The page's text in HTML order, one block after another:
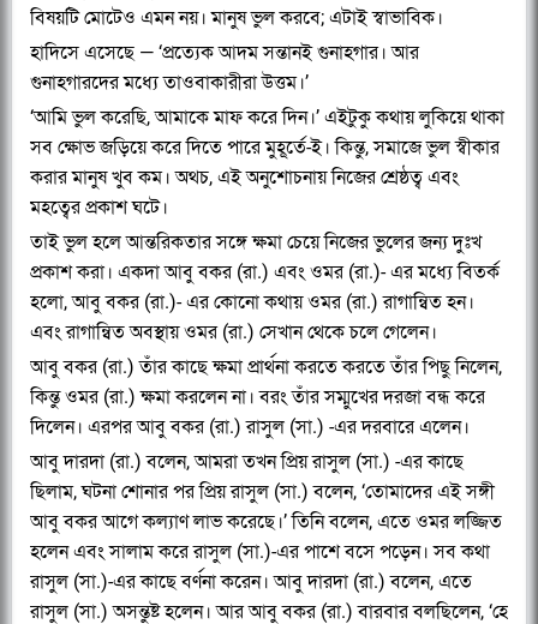
বিষয়টি মোটেও এমন নয়। মানুষ ভুল করবে; এটাই স্বাভাবিক।
হাদিসে এসেছে — ‘প্রত্যেক আদম সন্তানই গুনাহগার। আর
গুনাহগারদের মধ্যে তাওবাকারীরা উত্তম।’
‘আমি ভুল করেছি, আমাকে মাফ করে দিন।’ এইটুকু কথায় লুকিয়ে থাকা
সব ক্ষোভ জড়িয়ে করে দিতে পারে মুহূর্তে-ই। কিন্তু, সমাজে ভুল স্বীকার
করার মানুষ খুব কম। অথচ, এই অনুশোচনায় নিজের শ্রেষ্ঠত্ব এবং
মহত্বের প্রকাশ ঘটে।
তাই ভুল হলে আন্তরিকতার সঙ্গে ক্ষমা চেয়ে নিজের ভুলের জন্য দুঃখ
প্রকাশ করা। একদা আবু বকর (রা.) এবং ওমর (রা.)- এর মধ্যে বিতর্ক
হলো, আবু বকর (রা.)- এর কোনো কথায় ওমর (রা.) রাগান্বিত হন।
এবং রাগান্বিত অবস্থায় ওমর (রা.) সেখান থেকে চলে গেলেন।
আবু বকর (রা.) তাঁর কাছে ক্ষমা প্রার্থনা করতে করতে তাঁর পিছু নিলেন,
কিন্তু ওমর (রা.) ক্ষমা করলেন না। বরং তাঁর সম্মুখের দরজা বন্ধ করে
দিলেন। এরপর আবু বকর (রা.) রাসুল (সা.) -এর দরবারে এলেন।
আবু দারদা (রা.) বলেন, আমরা তখন প্রিয় রাসুল (সা.) -এর কাছে
ছিলাম, ঘটনা শোনার পর প্রিয় রাসুল (সা.) বলেন, ‘তোমাদের এই সঙ্গী
আবু বকর আগে কল্যাণ লাভ করেছে।’ তিনি বলেন, এতে ওমর লজ্জিত
হলেন এবং সালাম করে রাসুল (সা.)-এর পাশে বসে পড়েন। সব কথা
রাসুল (সা.)-এর কাছে বর্ণনা করেন। আবু দারদা (রা.) বলেন, এতে
রাসুল (সা.) অসন্তুষ্ট হলেন। আর আবু বকর (রা.) বারবার বলছিলেন, ‘হে